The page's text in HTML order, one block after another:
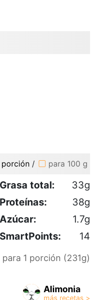
porción / para 100 g
Grasa total:
33g
Proteínas:
38g
Azúcar:
1.7g
SmartPoints: 14
1 porción (231g)
Alimonia